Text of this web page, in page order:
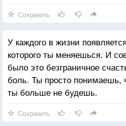
Сохранить
У каждого в жизни
которого ты меняешься. И
было это безграничное
боль. Ты просто понимаешь,
ты больше не будешь.
Сохранить